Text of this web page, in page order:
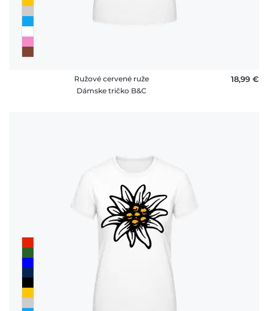
Ružové cervené ruže
Dámske tričko B&C
18,99 €